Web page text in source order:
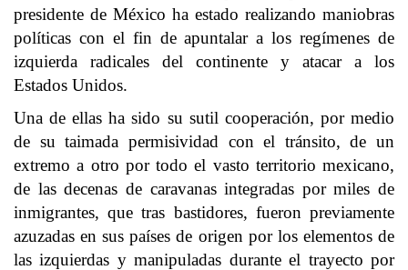
presidente de México ha estado realizando maniobras
políticas con el fin de apuntalar a los regímenes de
izquierda radicales del continente y atacar a los
Estados Unidos.
Una de ellas ha sido su sutil cooperación, por medio
de su taimada permisividad con el tránsito, de un
extremo a otro por todo el vasto territorio mexicano,
de las decenas de caravanas integradas por miles de
inmigrantes, que tras bastidores, fueron previamente
azuzadas en sus países de origen por los elementos de
las izquierdas y manipuladas durante el trayecto por